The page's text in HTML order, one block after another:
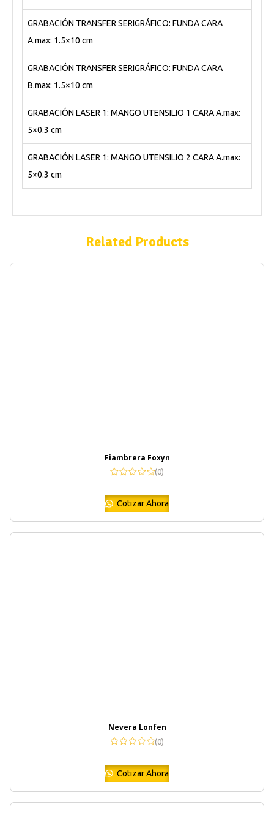
GRABACIÓN TRANSFER SERIGRÁFICO: FUNDA CARA
A.max: 1.5×10 cm
GRABACIÓN TRANSFER SERIGRÁFICO: FUNDA CARA
B.max: 1.5×10 cm
GRABACIÓN LASER 1: MANGO UTENSILIO 1 CARA A.max:
5×0.3 cm
GRABACIÓN LASER 1: MANGO UTENSILIO 2 CARA A.max:
5×0.3 cm
Related Products
Fiambrera Foxyn
(0)
Cotizar Ahora
Nevera Lonfen
(0)
Cotizar Ahora